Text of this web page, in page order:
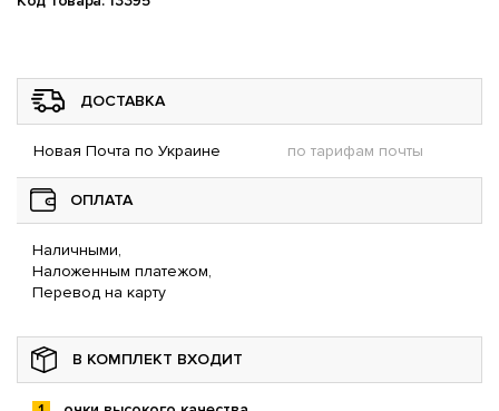
ДОСТАВКА
Новая Почта по Украине по тарифам почты
ОПЛАТА
Наличными,
Наложенным платежом,
Перевод на карту
В КОМПЛЕКТ ВХОДИТ